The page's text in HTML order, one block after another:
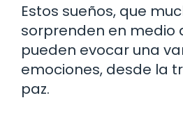
Estos sueños, que
sorprenden en medio
pueden evocar una
emociones, desde la
paz.